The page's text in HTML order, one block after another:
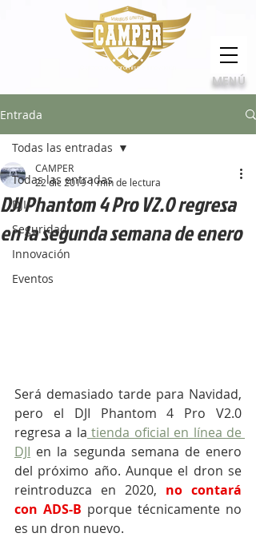
Calidad, compromiso e innovación
MENÚ
Entrada
Todas las entradas
DJI
Seguridad
Innovación
Eventos
Todas las entradas
DJI Phantom 4 Pro V2.0 regresa
en la segunda semana de enero
CAMPER
22 dic 20191 min de lectura
Será demasiado tarde para Navidad,
pero el DJI Phantom 4 Pro V2.0
regresa a la tienda oficial en línea de
DJI en la segunda semana de enero
del próximo año. Aunque el dron se
reintroduzca en 2020, no contará
con ADS-B porque técnicamente no
es un dron nuevo.